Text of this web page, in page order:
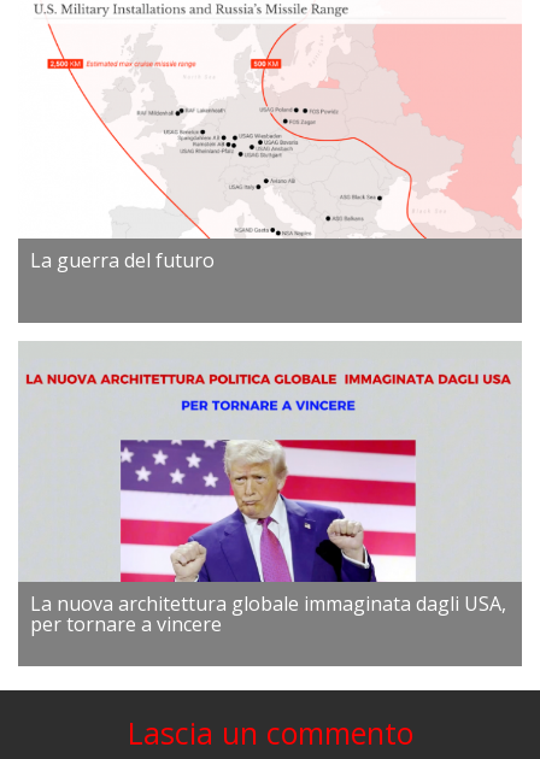
La guerra del futuro
La nuova architettura globale immaginata dagli USA,
per tornare a vincere
Lascia un commento